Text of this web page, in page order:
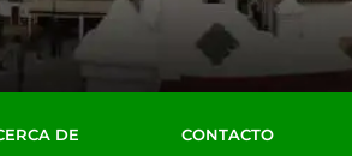
DE CONTACTO